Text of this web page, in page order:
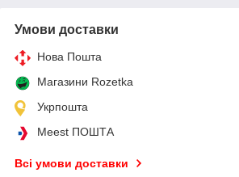
Умови доставки
Нова Пошта
Магазини Rozetka
Укрпошта
Meest ПОШТА
Всі умови доставки